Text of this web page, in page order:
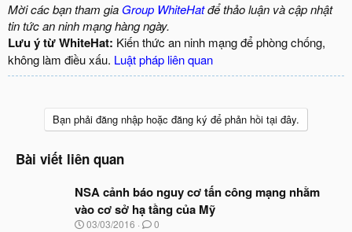
Mời các bạn tham gia Group WhiteHatđể thảo luận và cập nhật
tin tức an ninh mạng hàng ngày.
Lưu ý từ WhiteHat: Kiến thức an ninh mạng để phòng chống,
không làm điều xấu. Luật pháp liên quan
Bạn phải đăng nhập hoặc đăng ký để phản hồi tại đây.
Bài viết liên quan
NSA cảnh báo nguy cơ tấn công mạng nhằm
vào cơ sở hạ tầng của Mỹ
N
03/03/2016 0